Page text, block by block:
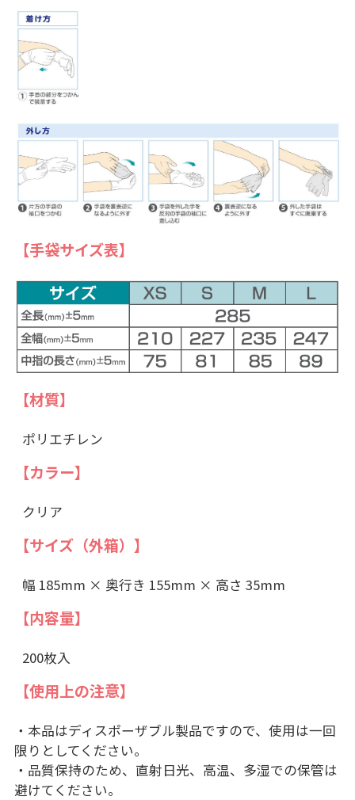
【手袋サイズ表】
【材質】
ポリエチレン
【カラー】
クリア
【サイズ（外箱）】
幅 185mm × 奥行き 155mm × 高さ 35mm
【内容量】
200枚入
【使用上の注意】
・本品はディスポーザブル製品ですので、使用は一回
限りとしてください。
・品質保持のため、直射日光、高温、多湿での保管は
避けてください。